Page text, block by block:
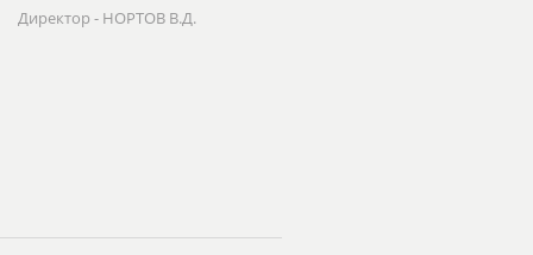
Директор - НОРТОВ В.Д.